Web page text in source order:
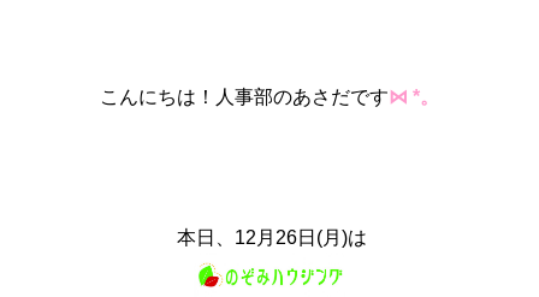
こんにちは！人事部のあさだです⋈ *。
本日、12月26日(月)は